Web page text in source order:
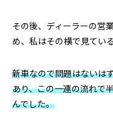
その後、ディーラーの営
め、私はその横で見てい
新車なので問題はないは
あり、この一連の流れで
んでした。